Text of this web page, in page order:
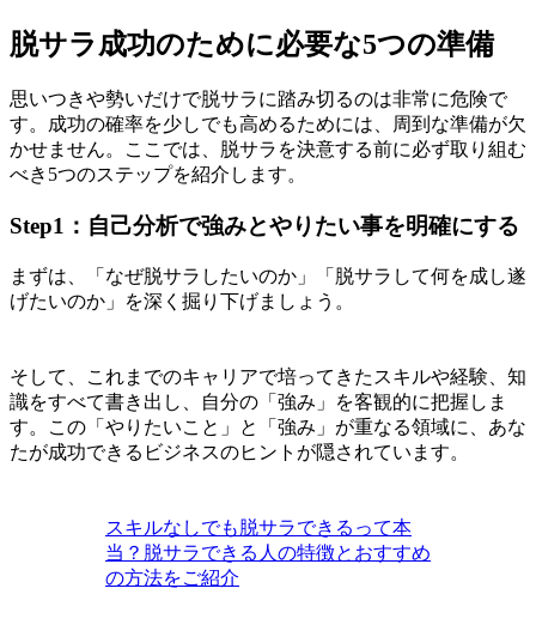
脱サラ成功のために必要な5つの準備
思いつきや勢いだけで脱サラに踏み切るのは非常に危険で
す。成功の確率を少しでも高めるためには、周到な準備が欠
かせません。ここでは、脱サラを決意する前に必ず取り組む
べき5つのステップを紹介します。
Step1：自己分析で強みとやりたい事を明確にする
まずは、「なぜ脱サラしたいのか」「脱サラして何を成し遂
げたいのか」を深く掘り下げましょう。
そして、これまでのキャリアで培ってきたスキルや経験、知
識をすべて書き出し、自分の「強み」を客観的に把握しま
す。この「やりたいこと」と「強み」が重なる領域に、あな
たが成功できるビジネスのヒントが隠されています。
スキルなしでも脱サラできるって本
当？脱サラできる人の特徴とおすすめ
の方法をご紹介